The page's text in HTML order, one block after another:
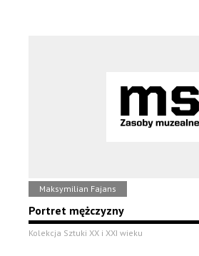
Maksymilian Fajans
Portret mężczyzny
Kolekcja Sztuki XX i XXI wieku